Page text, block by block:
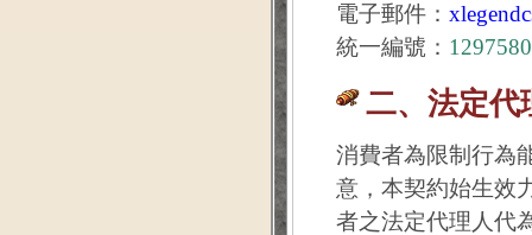
電子郵件：
統一編號：
二、法定代
消費者為限制行為
意，本契約始生效
者之法定代理人代